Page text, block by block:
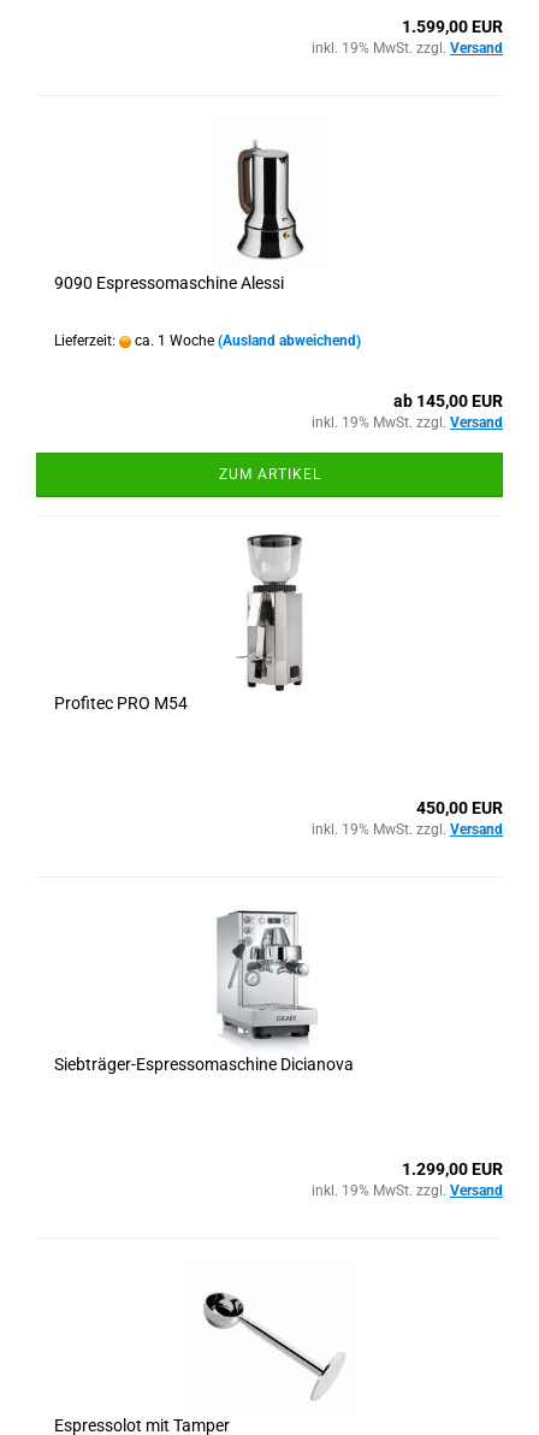
1.599,00 EUR
inkl. 19% MwSt. zzgl. Versand
9090 Espressomaschine Alessi
Lieferzeit: ca. 1 Woche (Ausland abweichend)
ab 145,00 EUR
inkl. 19% MwSt. zzgl. Versand
ZUM ARTIKEL
Profitec PRO M54
450,00 EUR
inkl. 19% MwSt. zzgl. Versand
Siebträger-Espressomaschine Dicianova
1.299,00 EUR
inkl. 19% MwSt. zzgl. Versand
Espressolot mit Tamper